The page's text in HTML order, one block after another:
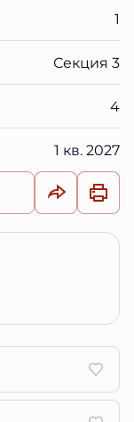
1
Секция 3
4
1 кв. 2027